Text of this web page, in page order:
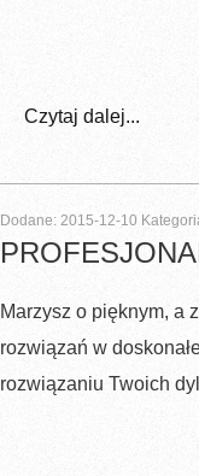
Czytaj dalej...
Dodane: 2015-12-10
Marzysz o pięknym, a
rozwiązań w
rozwiązaniu Twoich